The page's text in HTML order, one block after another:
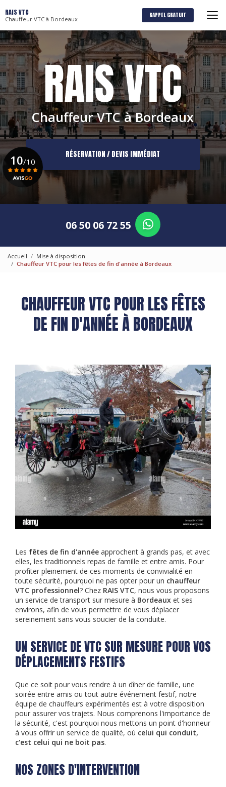
au
contenu
principal
RAIS VTC
Chauffeur VTC à Bordeaux RAPPEL GRATUIT
Chauffeur VTC à Bordeaux
RÉSERVATION / DEVIS IMMÉDIAT
06 50 06 72 55
10/10
Accueil
Mise à disposition
Chauffeur VTC pour les fêtes de fin d'année à Bordeaux
CHAUFFEUR VTC POUR LES FÊTES
DE FIN D'ANNÉE À BORDEAUX
Les fêtes de fin d'année approchent à grands pas, et avec
elles, les traditionnels repas de famille et entre amis. Pour
profiter pleinement de ces moments de convivialité en
toute sécurité, pourquoi ne pas opter pour un chauffeur
VTC professionnel? Chez RAIS VTC, nous vous proposons
un service de transport sur mesure à Bordeaux et ses
environs, afin de vous permettre de vous déplacer
sereinement sans vous soucier de la conduite.
UN SERVICE DE VTC SUR MESURE POUR VOS
DÉPLACEMENTS FESTIFS
Que ce soit pour vous rendre à un dîner de famille, une
soirée entre amis ou tout autre événement festif, notre
équipe de chauffeurs expérimentés est à votre disposition
pour assurer vos trajets. Nous comprenons l'importance de
la sécurité, c'est pourquoi nous mettons un point d'honneur
à vous offrir un service de qualité, où celui qui conduit,
c'est celui qui ne boit pas.
NOS ZONES D'INTERVENTION